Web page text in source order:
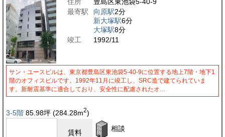
最寄駅
向原駅2分
新大塚駅6分
大塚駅8分
竣工
1992/11
サン・ユースビルは、東京都豊島区東池袋5-40-9に位置する地上7階・地下1
階のオフィスビルです。1992年11月に竣工し、SRC造で建てられていま
す。新耐震基準に適合しており、安全性に配慮されたオ…
3-5階 85.98坪 (284.28m2)
賃料 相談